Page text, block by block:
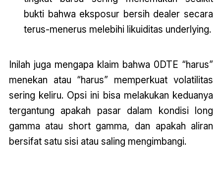
bukti bahwa eksposur bersih dealer secara
terus-menerus melebihi likuiditas underlying.
Inilah juga mengapa klaim bahwa 0DTE “harus”
menekan atau “harus” memperkuat volatilitas
sering keliru. Opsi ini bisa melakukan keduanya
tergantung apakah pasar dalam kondisi long
gamma atau short gamma, dan apakah aliran
bersifat satu sisi atau saling mengimbangi.